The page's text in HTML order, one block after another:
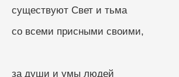
существуют Свет и тьма
со всеми присными своими,
за души и умы людей